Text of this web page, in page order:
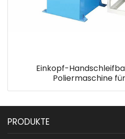
Einkopf-
Poliermaschine
PRODUKTE